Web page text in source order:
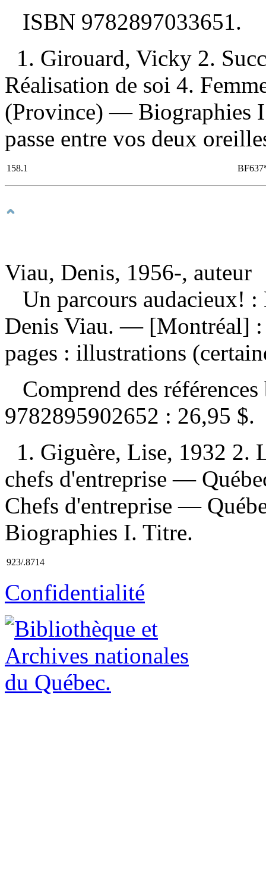
ISBN 9782897033651.
1. Girouard, Vicky 2.
Réalisation de soi 4.
(Province) — Biographies
passe entre vos deux
158.1
Viau, Denis, 1956-, auteur
Un parcours audacieux!
Denis Viau. — [Montréal]
pages : illustrations
Comprend des
9782895902652 : 26,95 $.
1. Giguère, Lise, 1932 2.
chefs d'entreprise —
Chefs d'entreprise —
Biographies I. Titre.
923/.8714
Confidentialité